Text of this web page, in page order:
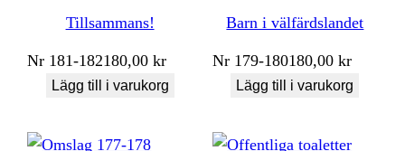
Tillsammans!
Nr 181-182180,00kr
Lägg till i varukorg
Barn i välfärdslandet
Nr 179-180180,00kr
Lägg till i varukorg